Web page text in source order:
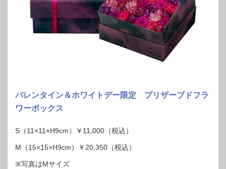
バレンタイン＆ホワイトデー限定 プリザーブドフラ
ワーボックス
S（11×11×H9cm）￥11,000（税込）
M（15×15×H9cm）￥20,350（税込）
※写真はMサイズ